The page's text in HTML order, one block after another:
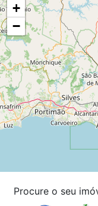
+
−
Procure o seu